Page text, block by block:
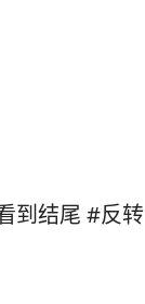
到结尾 #反转